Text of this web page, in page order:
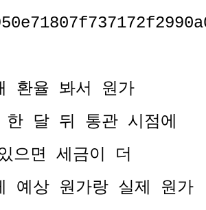
환율 봐서 원가
한 달 뒤 통관 시점에
으면 세금이 더
예상 원가랑 실제 원가